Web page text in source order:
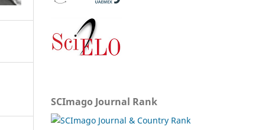
SCImago Journal Rank